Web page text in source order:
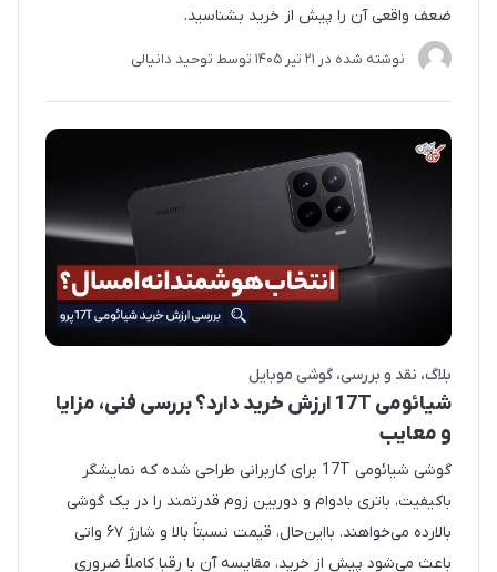
ضعف واقعی آن را پیش از خرید بشناسید.
نوشته شده در 21 تير 1405 توسط توحید دانیالی
بلاگ نقد و بررسی گوشی موبایل
شیائومی 17T ارزش خرید دارد؟ بررسی فنی، مزایا
و معایب
گوشی شیائومی 17T برای کاربرانی طراحی شده که نمایشگر
باکیفیت، باتری بادوام و دوربین زوم قدرتمند را در یک گوشی
بالارده می‌خواهند. بااین‌حال، قیمت نسبتاً بالا و شارژ ۶۷ واتی
باعث می‌شود پیش از خرید، مقایسه آن با رقبا کاملاً ضروری